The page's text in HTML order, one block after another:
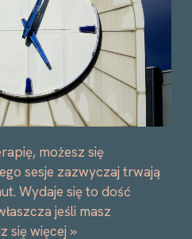
możesz się
sesje zazwyczaj trwają
Wydaje się to dość
jeśli masz
się więcej »